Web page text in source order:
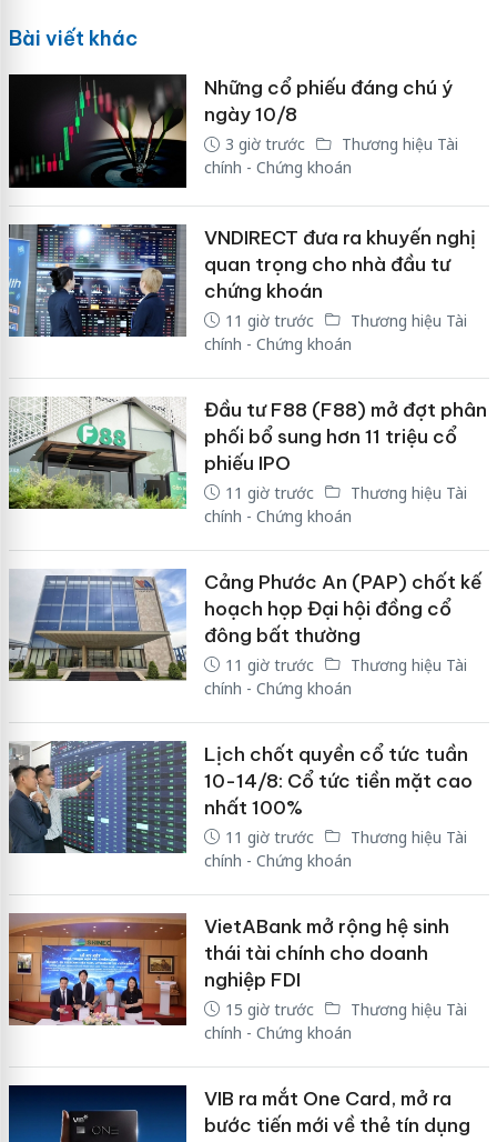
Bài viết khác
Những cổ phiếu đáng chú ý
ngày 10/8
3 giờ trước
Thương hiệu Tài
chính - Chứng khoán
VNDIRECT đưa ra khuyến nghị
quan trọng cho nhà đầu tư
chứng khoán
11 giờ trước
Thương hiệu Tài
chính - Chứng khoán
Đầu tư F88 (F88) mở đợt phân
phối bổ sung hơn 11 triệu cổ
phiếu IPO
11 giờ trước
Thương hiệu Tài
chính - Chứng khoán
Cảng Phước An (PAP) chốt kế
hoạch họp Đại hội đồng cổ
đông bất thường
11 giờ trước
Thương hiệu Tài
chính - Chứng khoán
Lịch chốt quyền cổ tức tuần
10-14/8: Cổ tức tiền mặt cao
nhất 100%
11 giờ trước
Thương hiệu Tài
chính - Chứng khoán
VietABank mở rộng hệ sinh
thái tài chính cho doanh
nghiệp FDI
15 giờ trước
Thương hiệu Tài
chính - Chứng khoán
VIB ra mắt One Card, mở ra
bước tiến mới về thẻ tín dụng